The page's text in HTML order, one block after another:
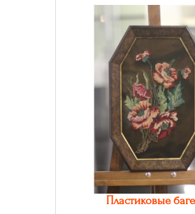
Пластиковые